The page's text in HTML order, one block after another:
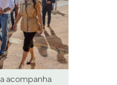
acompanha